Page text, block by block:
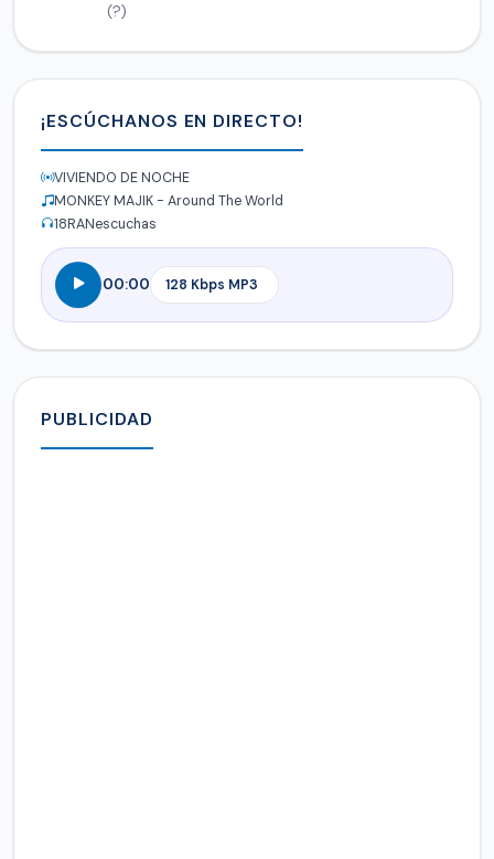
(?)
¡ESCÚCHANOS EN DIRECTO!
VIVIENDO DE NOCHE
MONKEY MAJIK - Around The World
18RANescuchas
00:00
PUBLICIDAD